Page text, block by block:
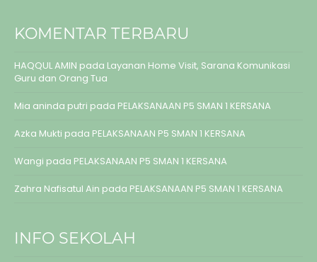
KOMENTAR TERBARU
HAQQUL AMIN pada Layanan Home Visit, Sarana Komunikasi
Guru dan Orang Tua
Mia aninda putri pada PELAKSANAAN P5 SMAN 1 KERSANA
Azka Mukti pada PELAKSANAAN P5 SMAN 1 KERSANA
Wangi pada PELAKSANAAN P5 SMAN 1 KERSANA
Zahra Nafisatul Ain pada PELAKSANAAN P5 SMAN 1 KERSANA
INFO SEKOLAH